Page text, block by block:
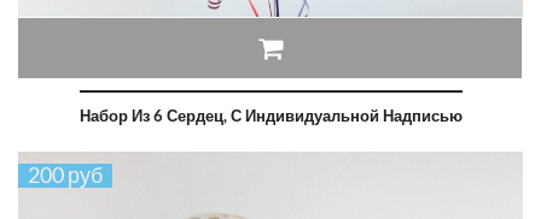
Набор Из 6 Сердец, С Индивидуальной Надписью
200 руб